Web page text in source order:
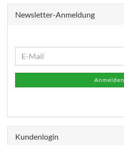
Newsletter-Anmeldung
WEITER
ZUR
NEWSLETTER-
E-
Mail
Anmelden
Kundenlogin